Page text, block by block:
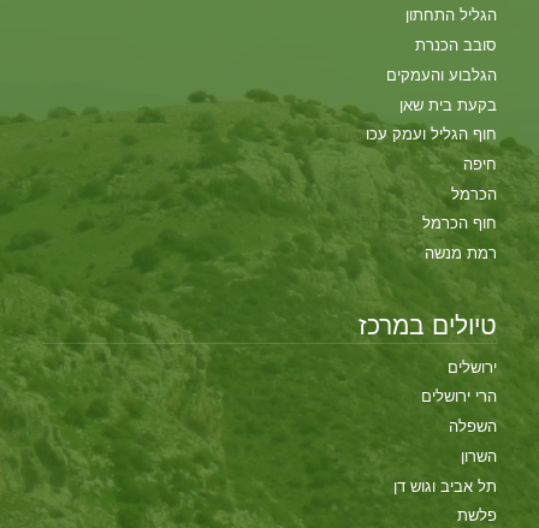
הגליל התחתון
סובב הכנרת
הגלבוע והעמקים
בקעת בית שאן
חוף הגליל ועמק עכו
חיפה
הכרמל
חוף הכרמל
רמת מנשה
טיולים במרכז
ירושלים
הרי ירושלים
השפלה
השרון
תל אביב וגוש דן
פלשת